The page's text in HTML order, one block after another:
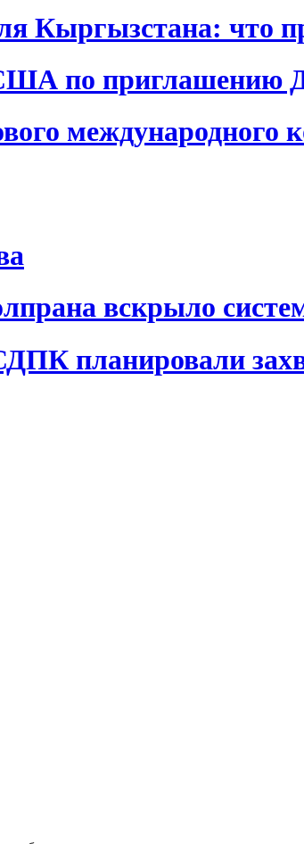
Кыргызстана: что
по приглашению
международного
вскрыло
планировали